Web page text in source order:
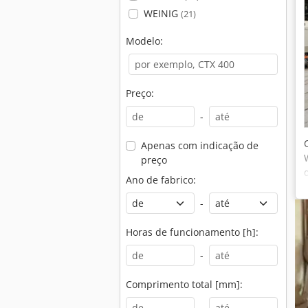
WEINIG (21)
Modelo:
Preço:
-
Apenas com indicação de
preço
Ano de fabrico:
-
Horas de funcionamento [h]:
-
Comprimento total [mm]: